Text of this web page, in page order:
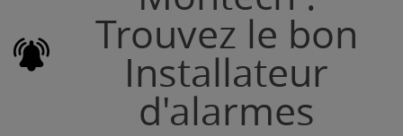
Trouvez le bon
Installateur
d'alarmes